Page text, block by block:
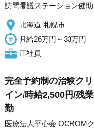
訪問看護ステーション健助
北海道 札幌市
月給26万円～33万円
正社員
完全予約制の治験ク
イン/時給2,500円/残
勤
医療法人平心会 OCROM